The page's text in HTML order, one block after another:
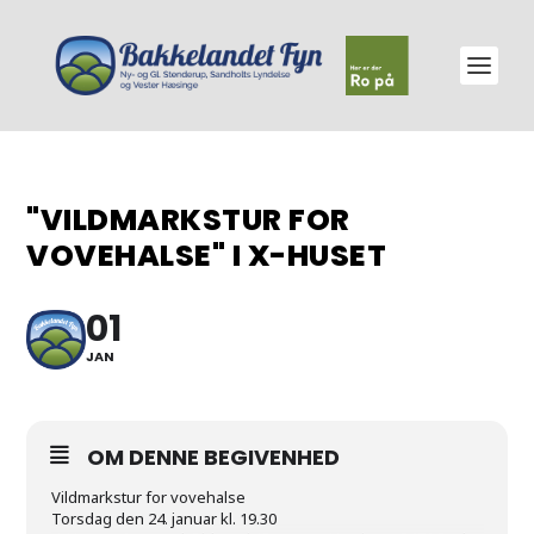
"VILDMARKSTUR FOR
VOVEHALSE" I X-HUSET
01
JAN
OM DENNE BEGIVENHED
Vildmarkstur for vovehalse
Torsdag den 24. januar kl. 19.30